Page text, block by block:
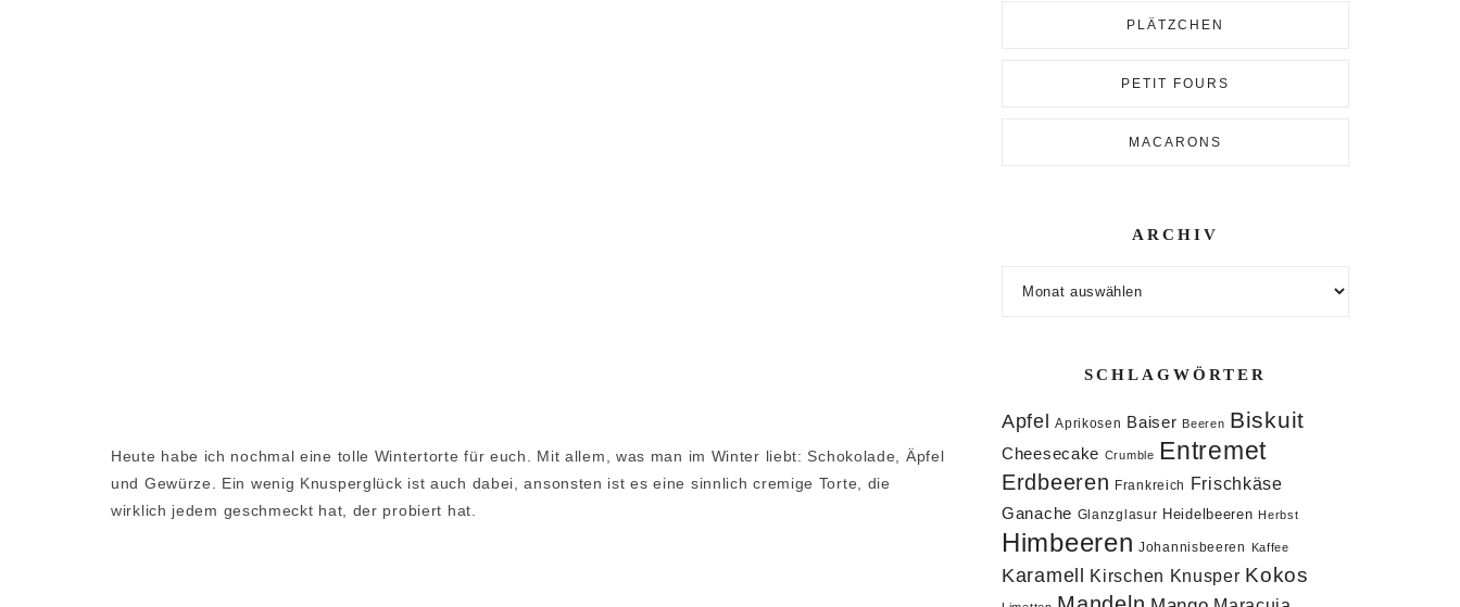
Heute habe ich nochmal eine tolle Wintertorte für euch. Mit allem, was man im Winter liebt: Schokolade, Äpfel
und Gewürze. Ein wenig Knusperglück ist auch dabei, ansonsten ist es eine sinnlich cremige Torte, die
wirklich jedem geschmeckt hat, der probiert hat.
PLÄTZCHEN
PETIT FOURS
MACARONS
ARCHIV
SCHLAGWÖRTER
Apfel Aprikosen Baiser Beeren Biskuit
Cheesecake Crumble Entremet
Erdbeeren Frankreich Frischkäse
Ganache Glanzglasur Heidelbeeren Herbst
Himbeeren Johannisbeeren Kaffee
Karamell Kirschen Knusper Kokos